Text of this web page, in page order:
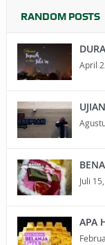
RANDOM POSTS
April
Juli
APA